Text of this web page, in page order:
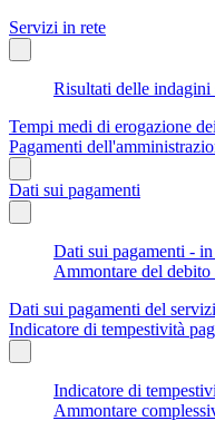
Servizi in rete
Risultati delle indagini
Tempi medi di erogazione
Pagamenti
Dati sui pagamenti
Dati sui pagamenti -
Ammontare del debito
Dati sui pagamenti del
Indicatore di tempestività
Indicatore di
Ammontare